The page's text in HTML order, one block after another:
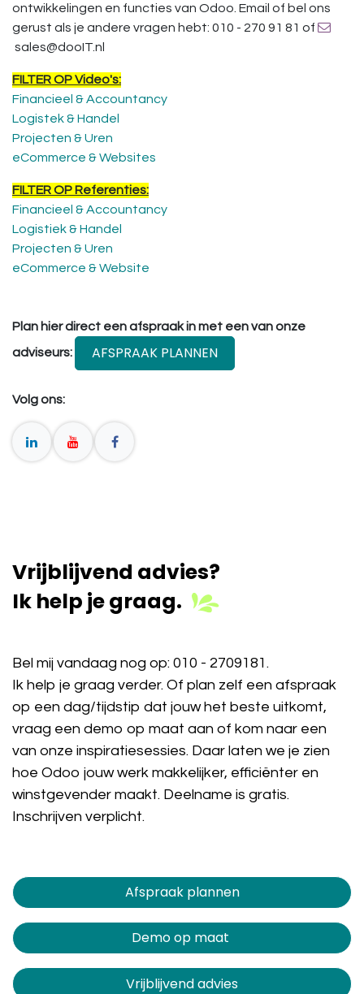
ontwikkelingen en functies van Odoo. Email of bel ons
gerust als je andere vragen hebt: 010 - 270 91 81 of
sales@dooIT.nl
FILTER OP Video's:
Financieel & Accountancy
Logistek & Handel
Projecten & Uren
eCommerce & Websites
FILTER OP Referenties:
Financieel & Accountancy
Logistiek & Handel
Projecten & Uren
eCommerce & Website
Plan hier direct een afspraak in met een van onze
adviseurs:
AFSPRAAK PLANNEN
Volg ons:
Vrijblijvend advies?
Ik help je graag.
Bel mij vandaag nog op: 010 - 2709181 .
Ik help je graag verder. Of plan zelf een afspraak
op een dag/tijdstip dat jouw het beste uitkomt,
vraag een demo op maat aan of kom naar een
van onze inspiratiesessies. Daar laten we je zien
hoe Odoo jouw werk makkelijker, efficiënter en
winstgevender maakt. Deelname is gratis.
Inschrijven verplicht.
Afspraak plannen​​​​
Demo op maat
Vrijblijvend advies